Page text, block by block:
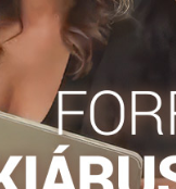
Klasické
TwitterBluesky